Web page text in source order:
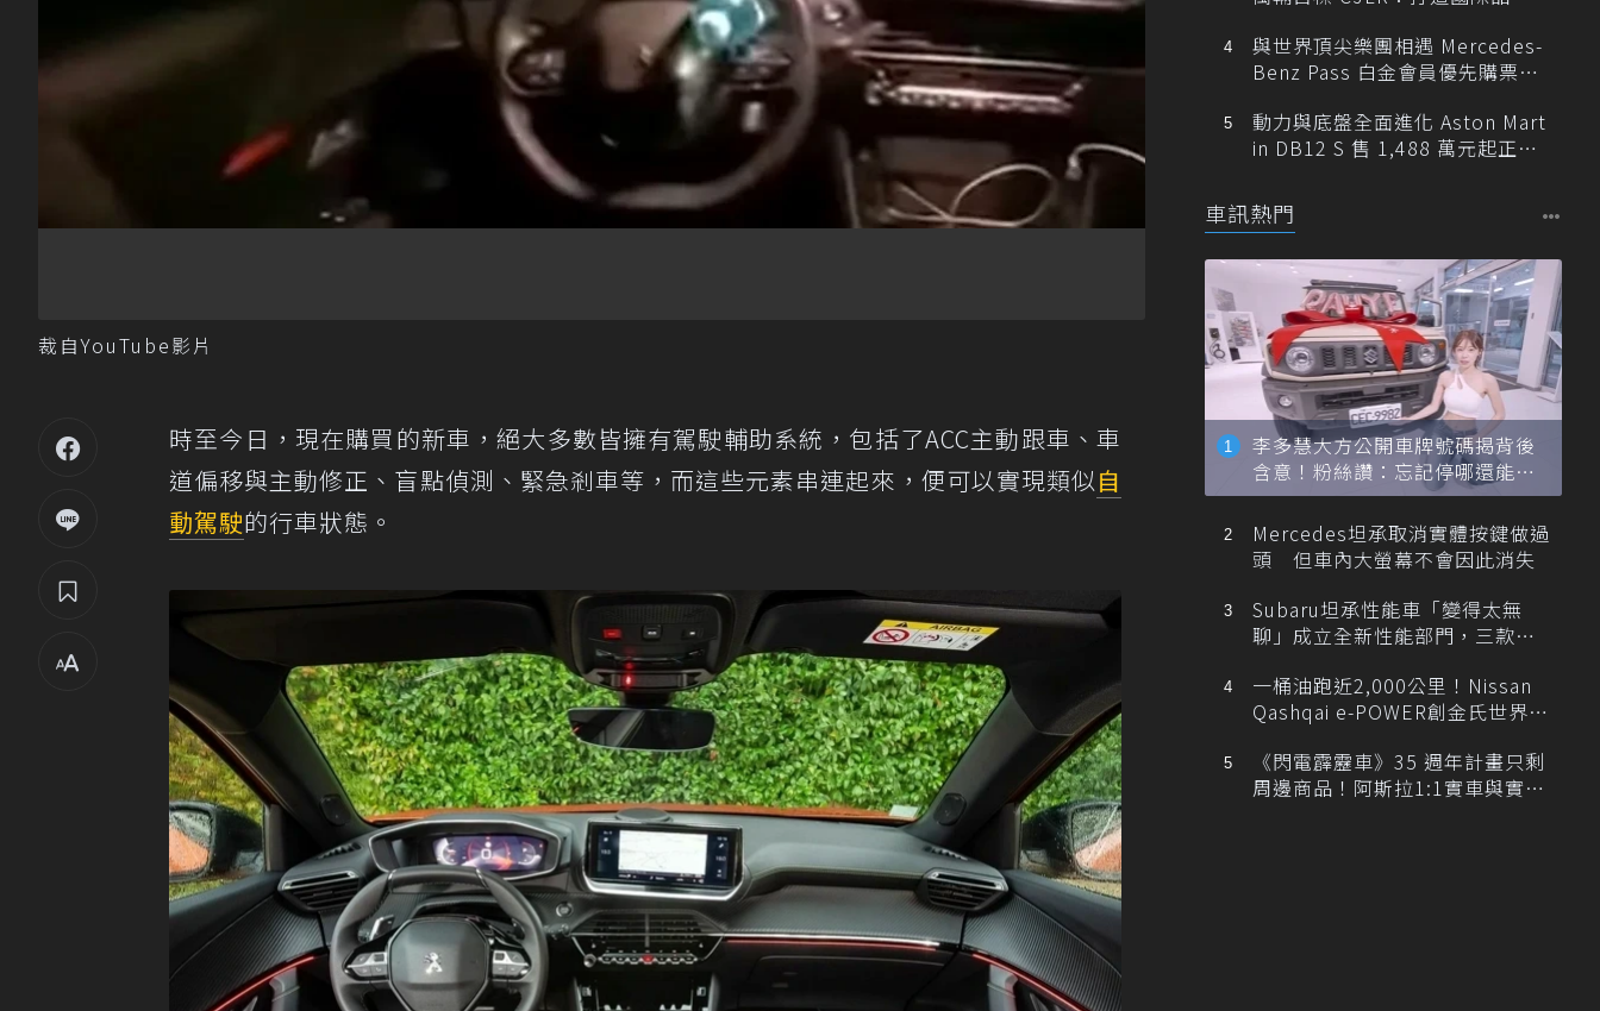
裁自YouTube影片
時至今日，現在購買的新車，絕大多數皆擁有駕駛輔助系統，包括了ACC主動跟車、車
道偏移與主動修正、盲點偵測、緊急剎車等，而這些元素串連起來，便可以實現類似自
動駕駛的行車狀態。
與世界頂尖樂團相遇 Mercedes-
Benz Pass 白金會員優先購票維
動力與底盤全面進化 Aston Mart
in DB12 S 售 1,488 萬元起正式
車訊熱門
李多慧大方公開車牌號碼揭背後
含意！粉絲讚：忘記停哪還能幫
忙找車
Mercedes坦承取消實體按鍵做過
頭 但車內大螢幕不會因此消失
Subaru坦承性能車「變得太無
聊」成立全新性能部門，三款手
一桶油跑近2,000公里！Nissan
Qashqai e-POWER創金氏世界紀
《閃電霹靂車》35 週年計畫只剩
周邊商品！阿斯拉1:1實車與實體